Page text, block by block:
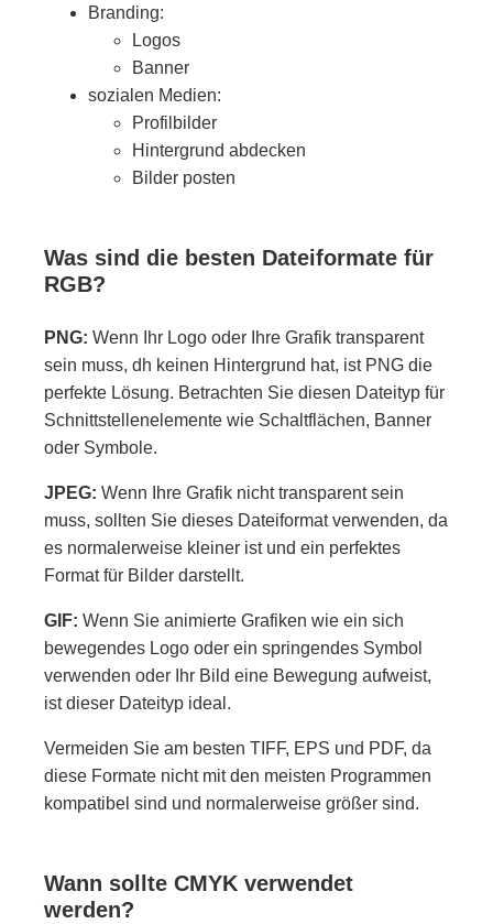
Branding:
Logos
Banner
sozialen Medien:
Profilbilder
Hintergrund abdecken
Bilder posten
Was sind die besten Dateiformate für
RGB?
PNG: Wenn Ihr Logo oder Ihre Grafik transparent
sein muss, dh keinen Hintergrund hat, ist PNG die
perfekte Lösung. Betrachten Sie diesen Dateityp für
Schnittstellenelemente wie Schaltflächen, Banner
oder Symbole.
JPEG: Wenn Ihre Grafik nicht transparent sein
muss, sollten Sie dieses Dateiformat verwenden, da
es normalerweise kleiner ist und ein perfektes
Format für Bilder darstellt.
GIF: Wenn Sie animierte Grafiken wie ein sich
bewegendes Logo oder ein springendes Symbol
verwenden oder Ihr Bild eine Bewegung aufweist,
ist dieser Dateityp ideal.
Vermeiden Sie am besten TIFF, EPS und PDF, da
diese Formate nicht mit den meisten Programmen
kompatibel sind und normalerweise größer sind.
Wann sollte CMYK verwendet
werden?